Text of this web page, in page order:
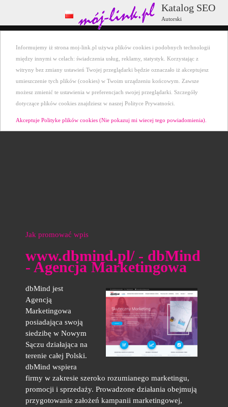
Informujemy iż strona moj-link.pl używa plików cookies i podobnych technologii
między innymi w celach: świadczenia usług, reklamy, statystyk. Korzystając z
witryny bez zmiany ustawień Twojej przeglądarki będzie oznaczało iż akceptujesz
umieszczenie tych plików (cookies) w Twoim urządzeniu końcowym. Zawsze
możesz zmienić te ustawienia w preferencjach swojej przeglądarki. Szczegóły
dotyczące plików cookies znajdziesz w naszej Polityce Prywatności.
Akceptuje Polityke plików cookies (Nie pokazuj mi wiecej tego powiadomienia).
Katalog SEO
Autorski
Ostatnio dodane
Kontakt
Jak promować wpis
www.dbmind.pl/ - dbMind
- Agencja Marketingowa
dbMind jest
Agencją
Marketingowa
posiadająca swoją
siedzibę w Nowym
Sączu działająca na
terenie całej Polski.
dbMind wspiera
firmy w zakresie szeroko rozumianego marketingu,
promocji i sprzedaży. Prowadzone działania obejmują
przygotowanie założeń kampanii marketingowej,